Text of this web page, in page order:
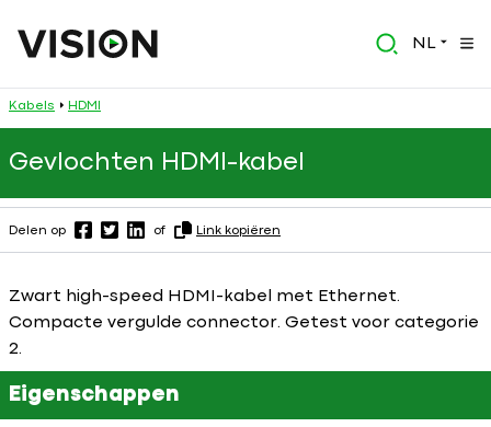
NL
Kabels HDMI
Gevlochten HDMI-kabel
Delen op of Link kopiëren
Zwart high-speed HDMI-kabel met Ethernet.
Compacte vergulde connector. Getest voor categorie
2.
Eigenschappen